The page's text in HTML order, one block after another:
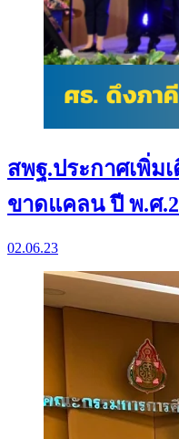
สพฐ.ประกาศเพิ่ม
ขาดแคลน ปี พ.ศ
02.06.23